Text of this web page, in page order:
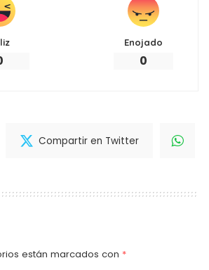
Enojado
0
Compartir en Twitter
están marcados con *